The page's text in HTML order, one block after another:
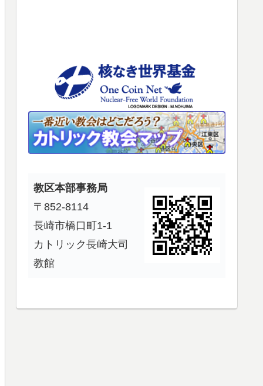
く
さ
い。
教区本部事務局
〒852-8114
長崎市橋口町1-1
カトリック長崎大司
教館